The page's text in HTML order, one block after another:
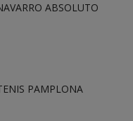
ABSOLUTO
PAMPLONA